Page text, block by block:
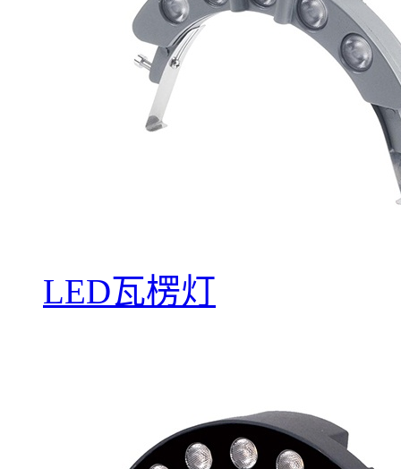
LED瓦楞灯